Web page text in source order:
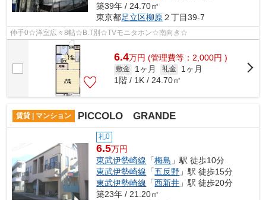
築39年 / 24.70㎡
東京都足立区柳原２丁目39-7
仲手0☆洋室広々8帖☆B.T別☆TVモニタホン☆南向き☆
6.4万円 (管理費等：2,000円 )
敷金 1ヶ月 礼金
1ヶ月
1階 / 1K / 24.70㎡
賃貸 | マンション PICCOLO GRANDE
礼0
6.5万円
東武伊勢崎線 「梅島 」駅 徒歩10分
東武伊勢崎線 「五反野 」駅 徒歩15分
東武伊勢崎線 「西新井 」駅 徒歩20分
築23年 / 21.20㎡